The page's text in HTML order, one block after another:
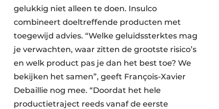
gelukkig niet alleen te doen. Insulco
combineert doeltreffende producten met
toegewijd advies. “Welke geluidssterktes mag
je verwachten, waar zitten de grootste risico’s
en welk product pas je dan het best toe? We
bekijken het samen”, geeft François-Xavier
Debaillie nog mee. “Doordat het hele
productietraject reeds vanaf de eerste